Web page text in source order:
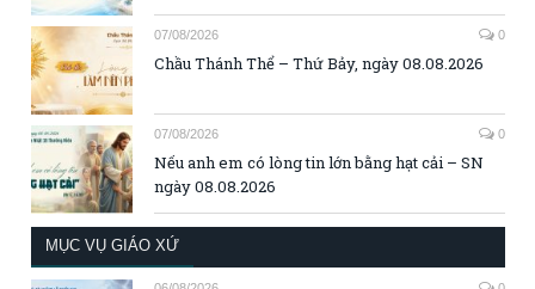
07/08/2026 0
Chầu Thánh Thể – Thứ Bảy, ngày 08.08.2026
07/08/2026 0
Nếu anh em có lòng tin lớn bằng hạt cải – SN
ngày 08.08.2026
MỤC VỤ GIÁO XỨ